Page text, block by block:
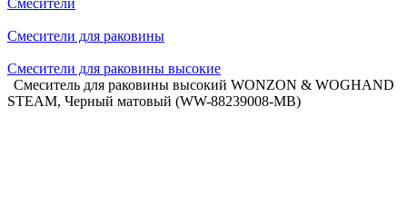
Смесители
Смесители для раковины
Смесители для раковины высокие
Смеситель для раковины высокий WONZON & WOGHAND
STEAM, Черный матовый (WW-88239008-MB)